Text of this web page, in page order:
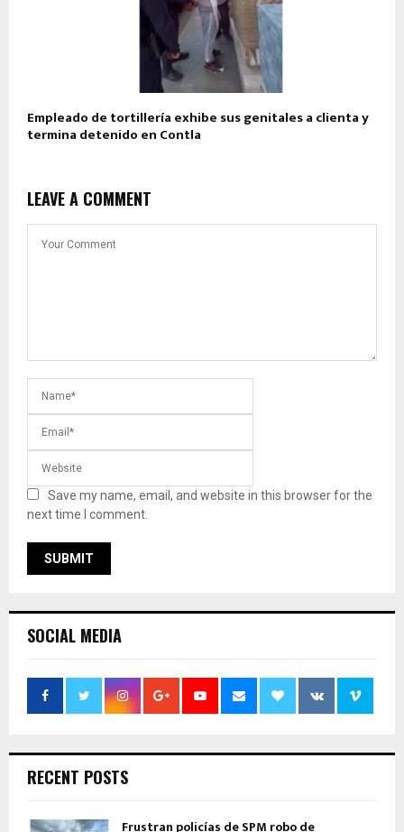
Empleado de tortillería exhibe sus genitales a clienta y
termina detenido en Contla
LEAVE A COMMENT
Save my name, email, and website in this browser for the
next time I comment.
SOCIAL MEDIA
RECENT POSTS
Frustran policías de SPM robo de